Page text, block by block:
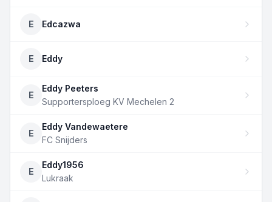
E Edcazwa
E Eddy
E
Eddy Peeters
Supportersploeg KV Mechelen 2
E
Eddy Vandewaetere
FC Snijders
E
Eddy1956
Lukraak